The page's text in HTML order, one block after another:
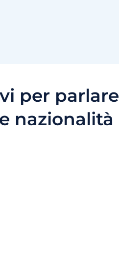
per parlare
nazionalità